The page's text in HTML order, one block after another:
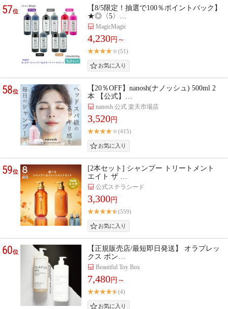
57位
【8/5限定！抽選で100％ポイントバック】
★◎〈5〉…
MagicMagic
4,230円～
(51)
58位
【20％OFF】nanosh(ナノッシュ) 500ml 2
本 【公式】…
nanosh 公式 楽天市場店
3,520円
(415)
59位
[2本セット] シャンプー トリートメント
エイト ザ …
公式ステラシード
3,300円
(559)
60位
【正規販売店/最短即日発送】 オラプレッ
クス ボン…
Beautiful Toy Box
7,480円～
(4)